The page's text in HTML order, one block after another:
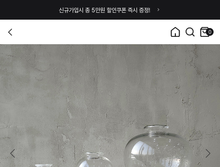
신규가입시 총 5만원 할인쿠폰 즉시 증정!
0